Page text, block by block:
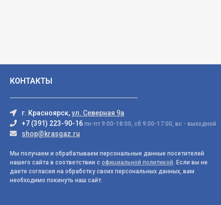
КОНТАКТЫ
г. Красноярск,ул. Северная 9а
+7 (391) 223-90-16 пн-пт 9:00-18:00, сб 9:00-17:00, вс - выходной
shop@krasgaz.ru
Мы получаем и обрабатываем персональные данные посетителей
нашего сайта в соответствии с официальной политикой. Если вы не
даете согласия на обработку своих персональных данных, вам
необходимо покинуть наш сайт.